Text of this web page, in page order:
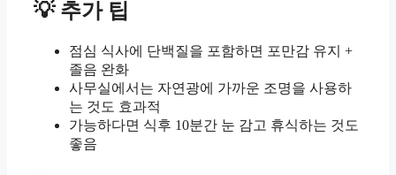
💡 추가 팁
점심 식사에 단백질을 포함하면 포만감 유지 +
졸음 완화
사무실에서는 자연광에 가까운 조명을 사용하
는 것도 효과적
가능하다면 식후 10분간 눈 감고 휴식하는 것도
좋음